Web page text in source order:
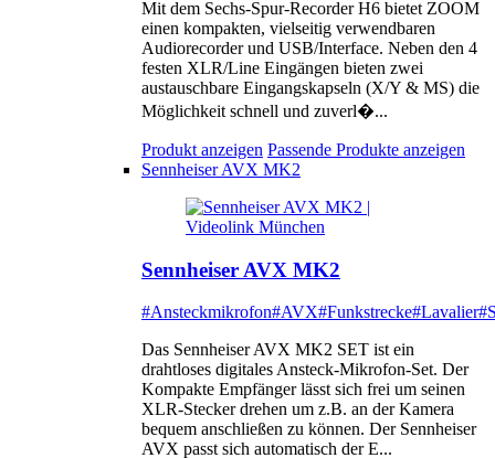
Mit dem Sechs-Spur-Recorder H6 bietet ZOOM
einen kompakten, vielseitig verwendbaren
Audiorecorder und USB/Interface. Neben den 4
festen XLR/Line Eingängen bieten zwei
austauschbare Eingangskapseln (X/Y & MS) die
Möglichkeit schnell und zuverl�...
Produkt anzeigen Passende Produkte anzeigen
Sennheiser AVX MK2
Sennheiser AVX MK2
#Ansteckmikrofon#AVX#Funkstrecke#Lavalier
Das Sennheiser AVX MK2 SET ist ein
drahtloses digitales Ansteck-Mikrofon-Set. Der
Kompakte Empfänger lässt sich frei um seinen
XLR-Stecker drehen um z.B. an der Kamera
bequem anschließen zu können. Der Sennheiser
AVX passt sich automatisch der E...